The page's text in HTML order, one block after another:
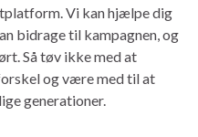
Vi kan hjælpe dig
bidrage til kampagnen, og
Så tøv ikke med at
og være med til at
generationer.